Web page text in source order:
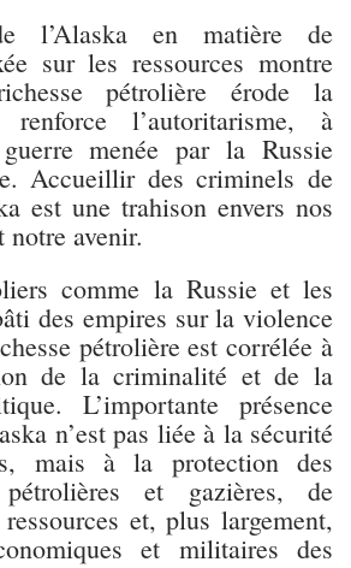
l’Alaska en matière de
sur les ressources montre
pétrolière érode la
l’autoritarisme, à
menée par la Russie
Accueillir des criminels de
est une trahison envers nos
notre avenir.
comme la Russie et les
des empires sur la violence
pétrolière est corrélée à
de la criminalité et de la
L’importante présence
n’est pas liée à la sécurité
mais à la protection des
pétrolières et gazières, de
et, plus largement,
et militaires des